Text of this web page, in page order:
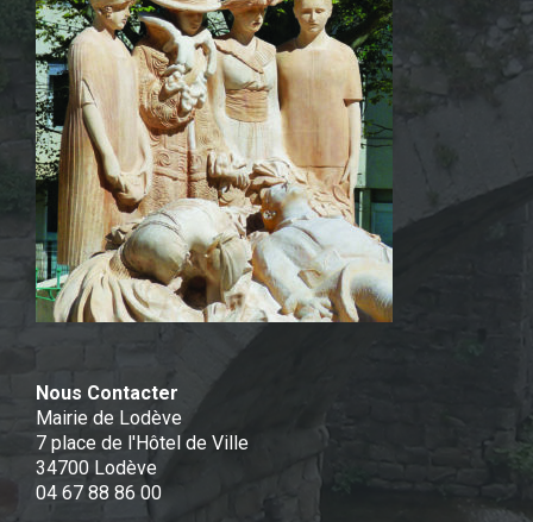
Nous Contacter
Mairie de Lodève
7 place de l'Hôtel de Ville
34700 Lodève
04 67 88 86 00